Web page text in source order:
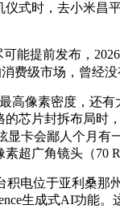
式时，去小米昌
能提前发布，
费级市场，曾经
像素密度，还有
芯片封拆布局时
卡会鄙人个月有
超广角镜头（70
电位于亚利桑那
生成式AI功能